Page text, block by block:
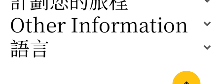
Other Information
語言